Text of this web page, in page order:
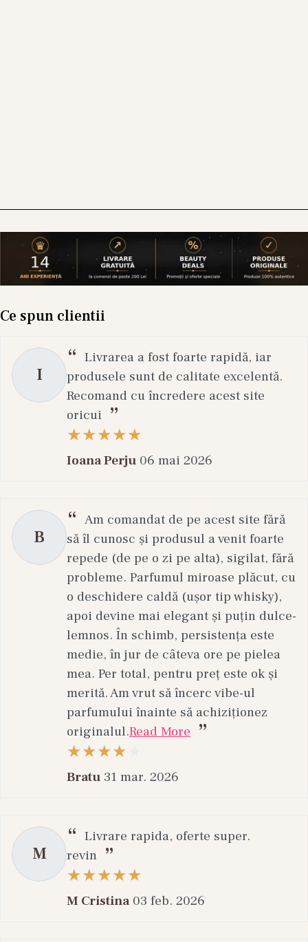
Combinarea prea multor active
Ignorarea hidratării
Lipsa protecției solare
Beneficiile unei rutine corecte
Controlul sebumului
Diminuarea acneei
Barieră cutanată mai puternică
Piele mai calmă și echilibrată
Da, este foarte frecvent și necesită produse
blânde dar eficiente.
Ce ingrediente trebuie evitate?
Alcool denat, parfum puternic și exfolianți
Este necesar SPF?
Da, protecția solară este obligatorie zilnic.
Descoperă gama Ten Sensibil și Acneic pe
Kamu.ro
Explorează gama completă de produse pentru
ten sensibil și acneic și construiește o rutină
oferi rezultate vizibile fără a compromite
sănătatea pielii.
Ce spun clientii
I
Livrarea a fost foarte rapidă, iar
produsele sunt de calitate excelentă.
Recomand cu încredere acest site
oricui
Ioana Perju 06 mai 2026
B
Am comandat de pe acest site fără
să îl cunosc și produsul a venit foarte
repede (de pe o zi pe alta), sigilat, fără
probleme. Parfumul miroase plăcut, cu
o deschidere caldă (ușor tip whisky),
apoi devine mai elegant și puțin dulce-
lemnos. În schimb, persistența este
medie, în jur de câteva ore pe pielea
mea. Per total, pentru preț este ok și
merită. Am vrut să încerc vibe-ul
parfumului înainte să achiziționez
originalul.Read More
Bratu 31 mar. 2026
M
Livrare rapida, oferte super.
revin
M Cristina 03 feb. 2026